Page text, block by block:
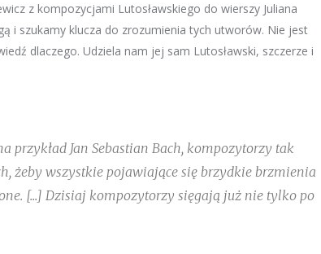
z kompozycjami Lutosławskiego do wierszy Juliana
i szukamy klucza do zrozumienia tych utworów. Nie jest
dlaczego. Udziela nam jej sam Lutosławski, szczerze i
przykład Jan Sebastian Bach, kompozytorzy tak
żeby wszystkie pojawiające się brzydkie brzmienia
[...] Dzisiaj kompozytorzy sięgają już nie tylko po